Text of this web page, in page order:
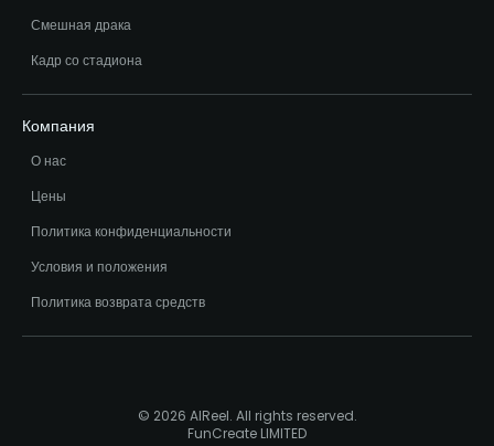
Смешная драка
Кадр со стадиона
Компания
О нас
Цены
Политика конфиденциальности
Условия и положения
Политика возврата средств
© 2026 AIReel. All rights reserved.
FunCreate LIMITED